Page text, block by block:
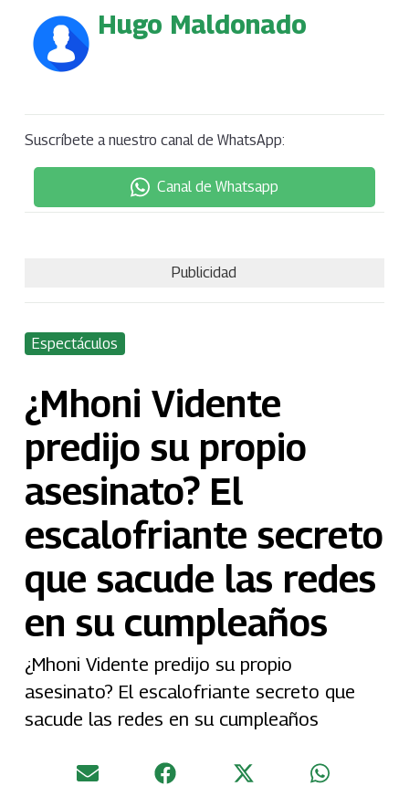
Hugo Maldonado
Suscríbete a nuestro canal de WhatsApp:
Canal de Whatsapp
Publicidad
Espectáculos
¿Mhoni Vidente
predijo su propio
asesinato? El
escalofriante secreto
que sacude las redes
en su cumpleaños
¿Mhoni Vidente predijo su propio
asesinato? El escalofriante secreto que
sacude las redes en su cumpleaños